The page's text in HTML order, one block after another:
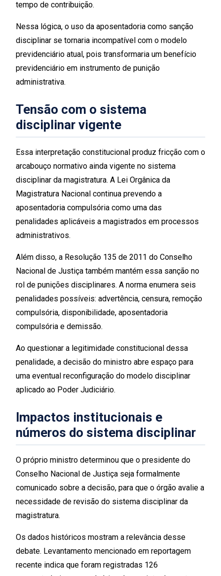
tempo de contribuição.
Nessa lógica, o uso da aposentadoria como sanção
disciplinar se tornaria incompatível com o modelo
previdenciário atual, pois transformaria um benefício
previdenciário em instrumento de punição
administrativa.
Tensão com o sistema
disciplinar vigente
Essa interpretação constitucional produz fricção com o
arcabouço normativo ainda vigente no sistema
disciplinar da magistratura. A Lei Orgânica da
Magistratura Nacional continua prevendo a
aposentadoria compulsória como uma das
penalidades aplicáveis a magistrados em processos
administrativos.
Além disso, a Resolução 135 de 2011 do Conselho
Nacional de Justiça também mantém essa sanção no
rol de punições disciplinares. A norma enumera seis
penalidades possíveis: advertência, censura, remoção
compulsória, disponibilidade, aposentadoria
compulsória e demissão.
Ao questionar a legitimidade constitucional dessa
penalidade, a decisão do ministro abre espaço para
uma eventual reconfiguração do modelo disciplinar
aplicado ao Poder Judiciário.
Impactos institucionais e
números do sistema disciplinar
O próprio ministro determinou que o presidente do
Conselho Nacional de Justiça seja formalmente
comunicado sobre a decisão, para que o órgão avalie a
necessidade de revisão do sistema disciplinar da
magistratura.
Os dados históricos mostram a relevância desse
debate. Levantamento mencionado em reportagem
recente indica que foram registradas 126